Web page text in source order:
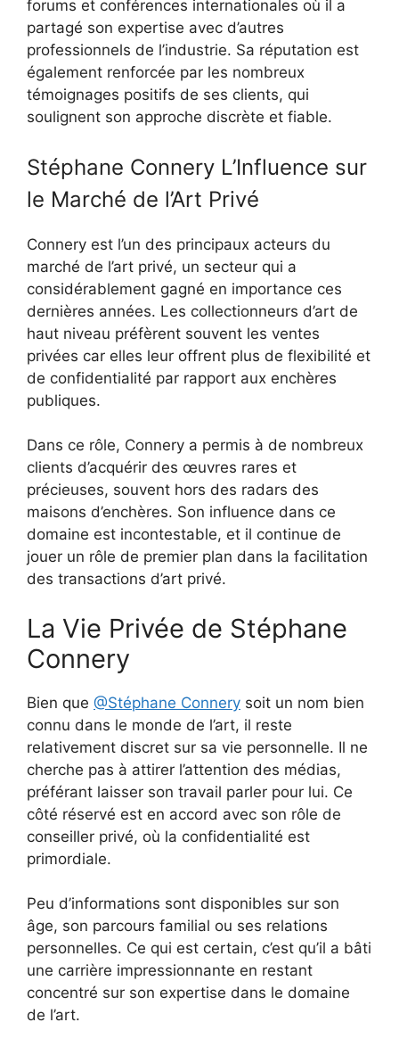
forums et conférences internationales où il a
partagé son expertise avec d’autres
professionnels de l’industrie. Sa réputation est
également renforcée par les nombreux
témoignages positifs de ses clients, qui
soulignent son approche discrète et fiable.
Stéphane Connery L’Influence sur
le Marché de l’Art Privé
Connery est l’un des principaux acteurs du
marché de l’art privé, un secteur qui a
considérablement gagné en importance ces
dernières années. Les collectionneurs d’art de
haut niveau préfèrent souvent les ventes
privées car elles leur offrent plus de flexibilité et
de confidentialité par rapport aux enchères
publiques.
Dans ce rôle, Connery a permis à de nombreux
clients d’acquérir des œuvres rares et
précieuses, souvent hors des radars des
maisons d’enchères. Son influence dans ce
domaine est incontestable, et il continue de
jouer un rôle de premier plan dans la facilitation
des transactions d’art privé.
La Vie Privée de Stéphane
Connery
Bien que @Stéphane Connery soit un nom bien
connu dans le monde de l’art, il reste
relativement discret sur sa vie personnelle. Il ne
cherche pas à attirer l’attention des médias,
préférant laisser son travail parler pour lui. Ce
côté réservé est en accord avec son rôle de
conseiller privé, où la confidentialité est
primordiale.
Peu d’informations sont disponibles sur son
âge, son parcours familial ou ses relations
personnelles. Ce qui est certain, c’est qu’il a bâti
une carrière impressionnante en restant
concentré sur son expertise dans le domaine
de l’art.